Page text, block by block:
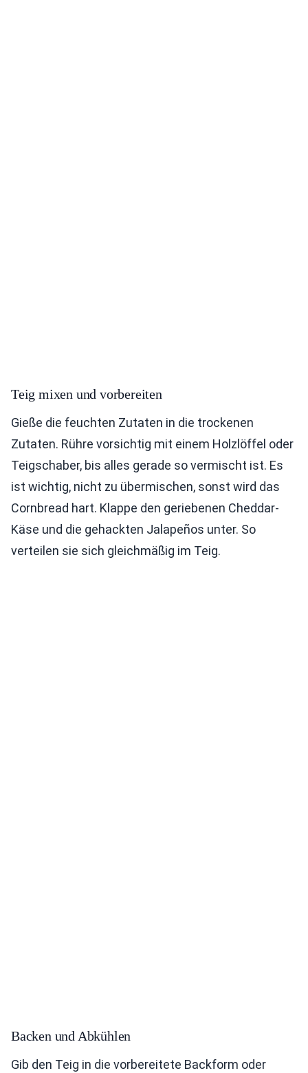
Teig mixen und vorbereiten
Gieße die feuchten Zutaten in die trockenen
Zutaten. Rühre vorsichtig mit einem Holzlöffel oder
Teigschaber, bis alles gerade so vermischt ist. Es
ist wichtig, nicht zu übermischen, sonst wird das
Cornbread hart. Klappe den geriebenen Cheddar-
Käse und die gehackten Jalapeños unter. So
verteilen sie sich gleichmäßig im Teig.
Backen und Abkühlen
Gib den Teig in die vorbereitete Backform oder